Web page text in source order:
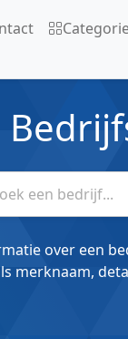
over een
merknaam,